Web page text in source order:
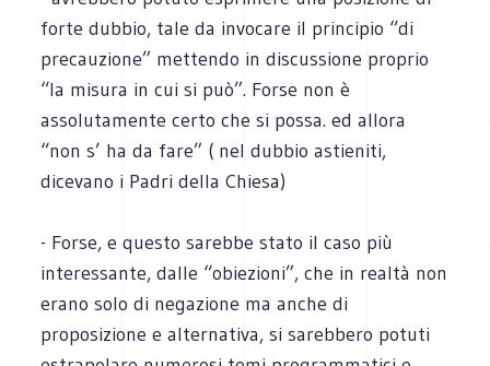
forte dubbio, tale da invocare il principio “di
precauzione” mettendo in discussione proprio
“la misura in cui si può”. Forse non è
assolutamente certo che si possa. ed allora
“non s’ ha da fare” ( nel dubbio astieniti,
dicevano i Padri della Chiesa)
- Forse, e questo sarebbe stato il caso più
interessante, dalle “obiezioni”, che in realtà non
erano solo di negazione ma anche di
proposizione e alternativa, si sarebbero potuti